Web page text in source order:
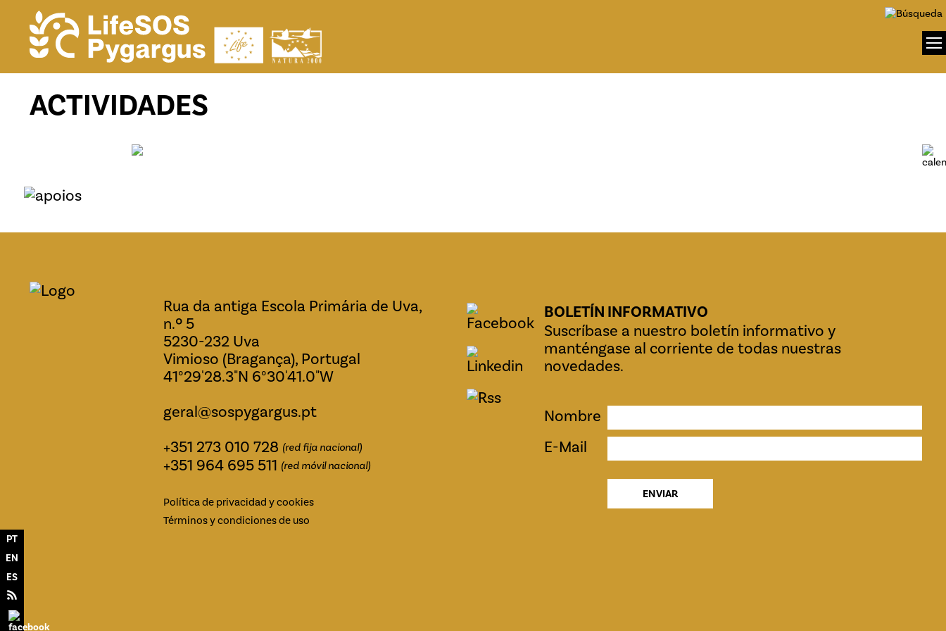
PT
EN
ES
ACTIVIDADES
Rua da antiga Escola Primária de Uva,
n.º 5
5230-232 Uva
Vimioso (Bragança), Portugal
41°29'28.3"N 6°30'41.0"W
geral@sospygargus.pt
+351 273 010 728 (red fija nacional)
+351 964 695 511 (red móvil nacional)
Política de privacidad y cookies
Términos y condiciones de uso
BOLETÍN INFORMATIVO
Suscríbase a nuestro boletín informativo y
manténgase al corriente de todas nuestras
novedades.
Nombre
E-Mail